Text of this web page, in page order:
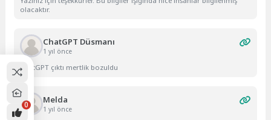
olacaktır.
ChatGPT Düsmanı
1 yıl önce
ChatGPT çıktı mertlik bozuldu
Melda
1 yıl önce
0